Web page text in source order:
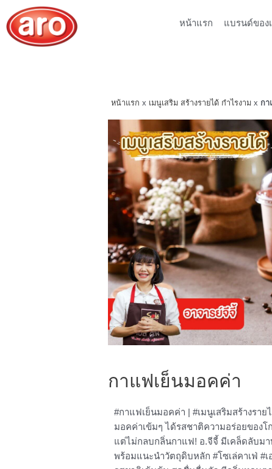
หน้าแรก แบรนด์ของ
หน้าแรก x เมนูเสริม สร้างรายได้ กำไรงาม x กา
กาแฟเย็นมอคค่า
#กาแฟเย็นมอคค่า | #เมนูเสริมสร้างราย
มอคค่าเข้มๆ ได้รสชาติความอร่อยของโ
แต่ไม่กลบกลิ่นกาแฟ! อ.จีจี้ มีเคล็ดลับมา
พร้อมแนะนำวัตถุดิบหลัก #โซเล่คาเฟ่ #